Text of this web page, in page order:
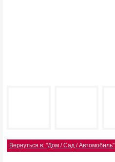
Вернуться в: "Дом / Сад / Автомобиль"